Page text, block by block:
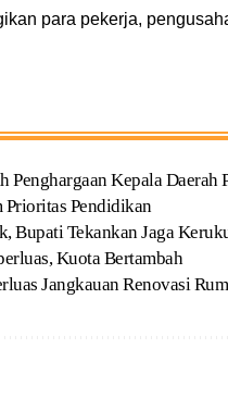
para pekerja,
Penghargaan Kepala Daerah
Prioritas Pendidikan
Bupati Tekankan Jaga
Kuota Bertambah
Jangkauan Renovasi